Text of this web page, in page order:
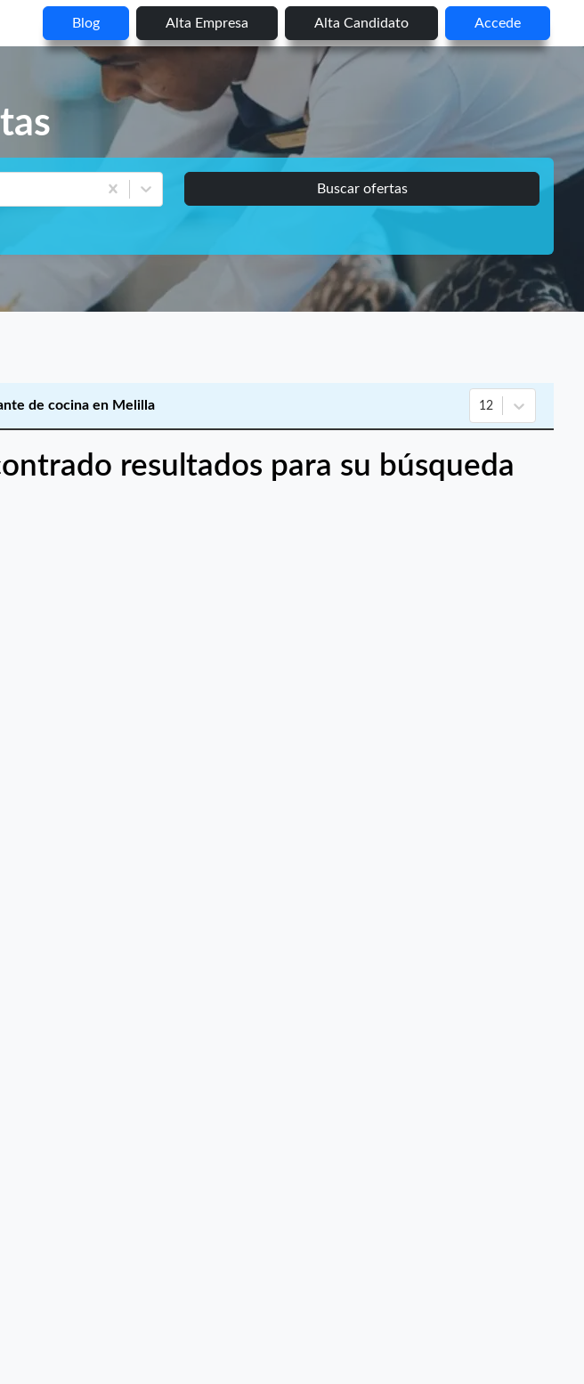
Blog Alta Empresa Alta Candidato Accede
Buscar ofertas
de cocina en Melilla 12
resultados para su búsqueda